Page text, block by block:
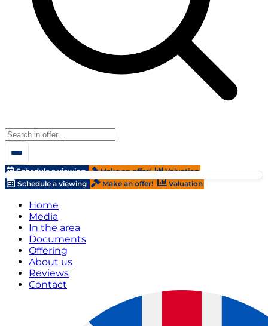
Schedule a viewing Make an offer!
Valuation
Schedule a viewing
Make an offer! Valuation
Home
Media
In the area
Documents
Offering
About us
Reviews
Contact